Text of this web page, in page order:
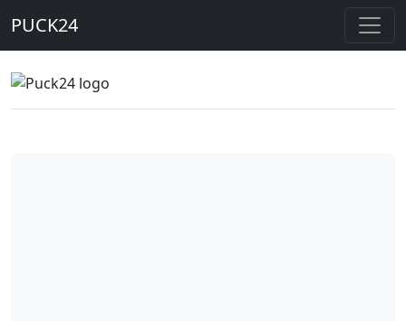
PUCK24